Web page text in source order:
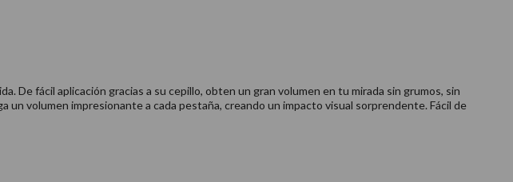
De fácil aplicación gracias a su cepillo, obten un gran volumen en tu mirada sin grumos, sin
volumen impresionante a cada pestaña, creando un impacto visual sorprendente. Fácil de